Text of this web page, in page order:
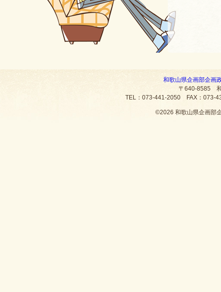
和歌山県企画部企画
〒640-8585
TEL：073-441-2050 FAX：073-
©2026 和歌山県企画部